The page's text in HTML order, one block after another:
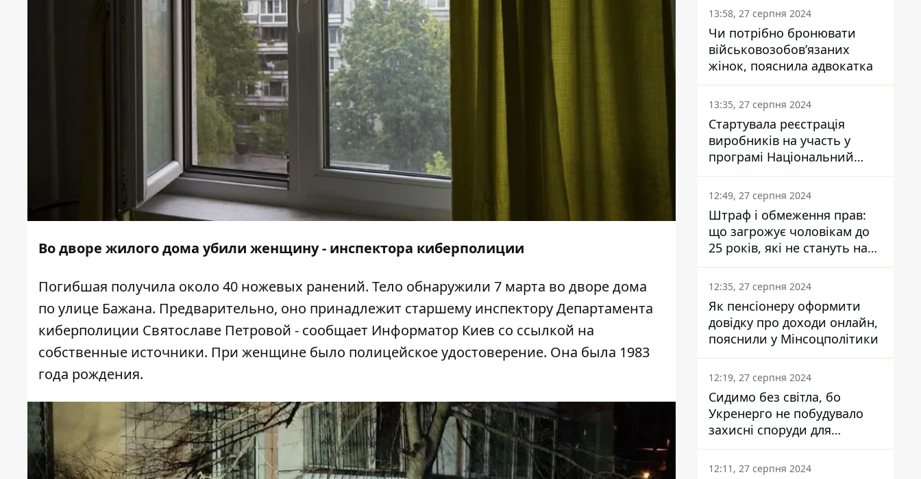
Во дворе жилого дома убили женщину - инспектора киберполиции
Погибшая получила около 40 ножевых ранений. Тело обнаружили 7 марта во дворе дома
по улице Бажана. Предварительно, оно принадлежит старшему инспектору Департамента
киберполиции Святославе Петровой - сообщает Информатор Киев со ссылкой на
собственные источники. При женщине было полицейское удостоверение. Она была 1983
года рождения.
13:58, 27 серпня 2024
Чи потрібно бронювати
військовозобов’язаних
жінок, пояснила адвокатка
13:35, 27 серпня 2024
Стартувала реєстрація
виробників на участь у
програмі Національний
кешбек: як це зробити
через портал Дія
12:49, 27 серпня 2024
Штраф і обмеження прав:
що загрожує чоловікам до
25 років, які не стануть на
військовий облік
12:35, 27 серпня 2024
Як пенсіонеру оформити
довідку про доходи онлайн,
пояснили у Мінсоцполітики
12:19, 27 серпня 2024
Сидимо без світла, бо
Укренерго не побудувало
захисні споруди для
енергетики - нардеп
Кучеренко
12:11, 27 серпня 2024